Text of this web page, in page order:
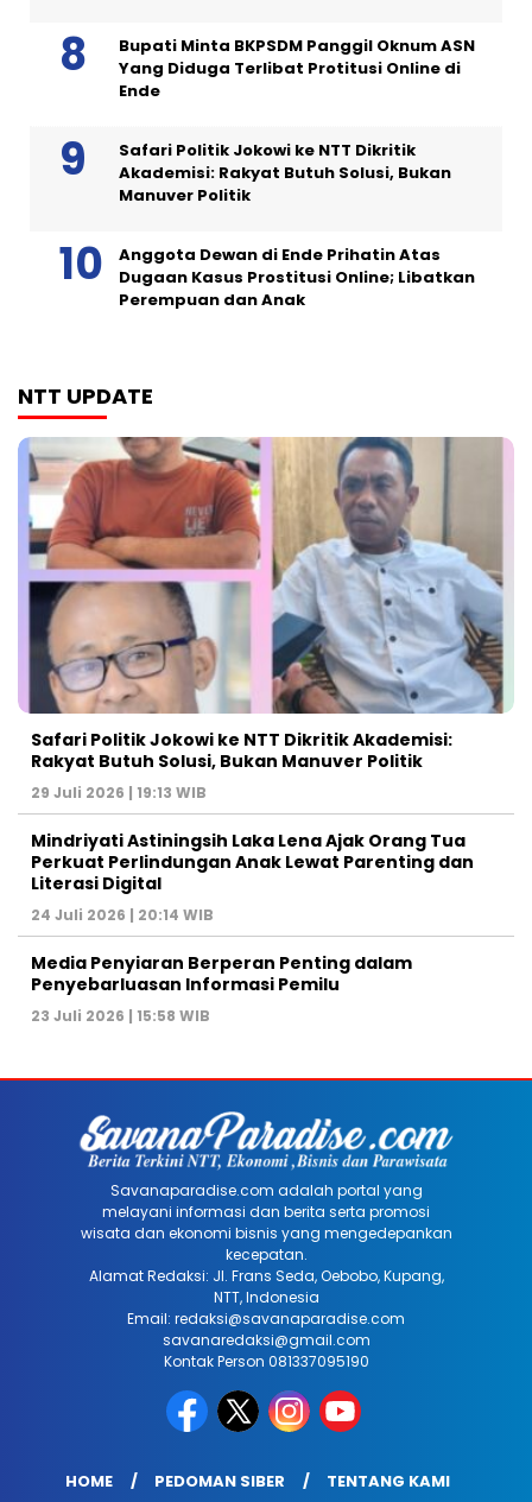
Bupati Minta BKPSDM Panggil Oknum ASN
Yang Diduga Terlibat Protitusi Online di
Ende
Safari Politik Jokowi ke NTT Dikritik
Akademisi: Rakyat Butuh Solusi, Bukan
Manuver Politik
Anggota Dewan di Ende Prihatin Atas
Dugaan Kasus Prostitusi Online; Libatkan
Perempuan dan Anak
NTT UPDATE
Safari Politik Jokowi ke NTT Dikritik Akademisi:
Rakyat Butuh Solusi, Bukan Manuver Politik
29 Juli 2026 | 19:13 WIB
Mindriyati Astiningsih Laka Lena Ajak Orang Tua
Perkuat Perlindungan Anak Lewat Parenting dan
Literasi Digital
24 Juli 2026 | 20:14 WIB
Media Penyiaran Berperan Penting dalam
Penyebarluasan Informasi Pemilu
23 Juli 2026 | 15:58 WIB
Savanaparadise.com adalah portal yang
melayani informasi dan berita serta promosi
wisata dan ekonomi bisnis yang mengedepankan
kecepatan.
Alamat Redaksi: Jl. Frans Seda, Oebobo, Kupang,
NTT, Indonesia
Email: redaksi@savanaparadise.com
savanaredaksi@gmail.com
Kontak Person 081337095190
HOME PEDOMAN SIBER TENTANG KAMI